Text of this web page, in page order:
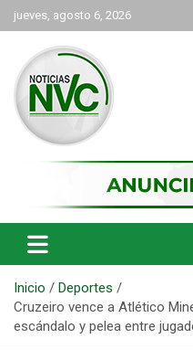
Saltar
al
contenido
jueves, agosto 6, 2026
NVC Noticias
Inicio
Deportes
Cruzeiro vence a Atlético
escándalo y pelea entre